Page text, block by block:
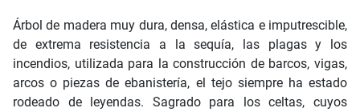
Árbol de madera muy dura, densa, elástica e imputrescible,
de extrema resistencia a la sequía, las plagas y los
incendios, utilizada para la construcción de barcos, vigas,
arcos o piezas de ebanistería, el tejo siempre ha estado
rodeado de leyendas. Sagrado para los celtas, cuyos